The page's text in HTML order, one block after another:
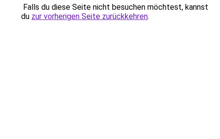
Falls du diese Seite nicht besuchen möchtest, kannst
du zur vorherigen Seite zurückkehren.